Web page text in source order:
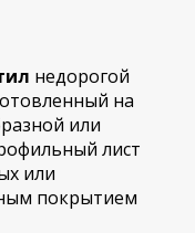
недорогой
на
или
лист
или
покрытием